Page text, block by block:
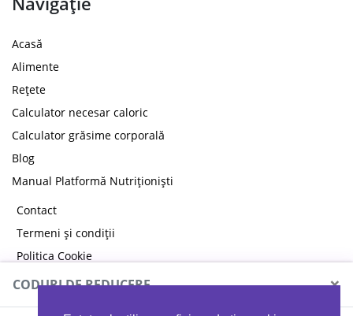
Acasă
Alimente
Rețete
Calculator necesar caloric
Calculator grăsime corporală
Blog
Manual Platformă Nutriționiști
Contact
Termeni și condiții
Politica Cookie
Politica de confidențialitate
CODURI DE REDUCERE ×